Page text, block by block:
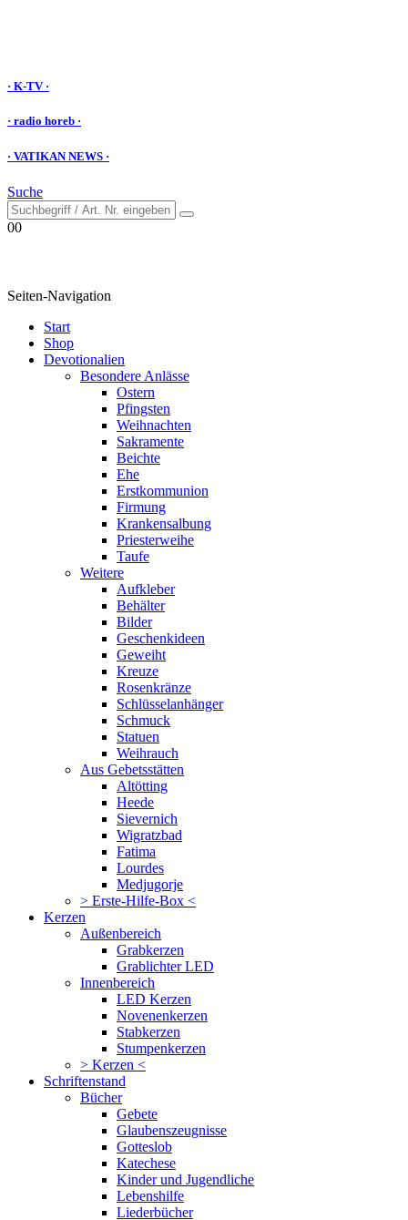
· K-TV ·
· radio horeb ·
· VATIKAN NEWS ·
Suche
00
Seiten-Navigation
Start
Shop
Devotionalien
Besondere Anlässe
Ostern
Pfingsten
Weihnachten
Sakramente
Beichte
Ehe
Erstkommunion
Firmung
Krankensalbung
Priesterweihe
Taufe
Weitere
Aufkleber
Behälter
Bilder
Geschenkideen
Geweiht
Kreuze
Rosenkränze
Schlüsselanhänger
Schmuck
Statuen
Weihrauch
Aus Gebetsstätten
Altötting
Heede
Sievernich
Wigratzbad
Fatima
Lourdes
Medjugorje
> Erste-Hilfe-Box <
Kerzen
Außenbereich
Grabkerzen
Grablichter LED
Innenbereich
LED Kerzen
Novenenkerzen
Stabkerzen
Stumpenkerzen
> Kerzen <
Schriftenstand
Bücher
Gebete
Glaubenszeugnisse
Gotteslob
Katechese
Kinder und Jugendliche
Lebenshilfe
Liederbücher